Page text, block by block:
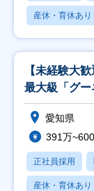
産休・育休あり
【未経験大
最大級「グー
愛知県
391万
正社員採用
産休・育休あり